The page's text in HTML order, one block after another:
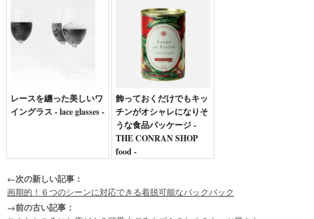
レースを纏った美しいワ
イングラス - lace glasses -
飾っておくだけでもキッ
チンがオシャレになりそ
うな食品パッケージ -
THE CONRAN SHOP
food -
←次の新しい記事：
画期的！６つのシーンに対応できる着脱可能なバックパック
→前の古い記事：